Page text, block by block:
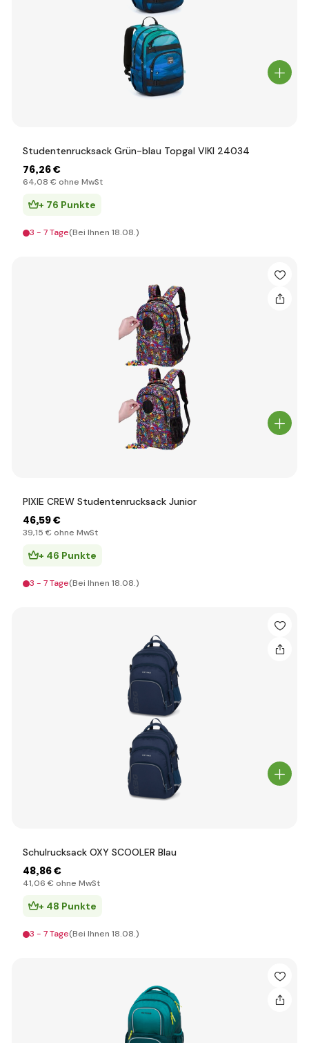
Studentenrucksack Grün-blau Topgal VIKI 24034
76,26 €
64,08 € ohne MwSt
+ 76 Punkte
3 - 7 Tage(Bei Ihnen 18.08.)
PIXIE CREW Studentenrucksack Junior
46,59 €
39,15 € ohne MwSt
+ 46 Punkte
3 - 7 Tage(Bei Ihnen 18.08.)
Schulrucksack OXY SCOOLER Blau
48,86 €
41,06 € ohne MwSt
+ 48 Punkte
3 - 7 Tage(Bei Ihnen 18.08.)